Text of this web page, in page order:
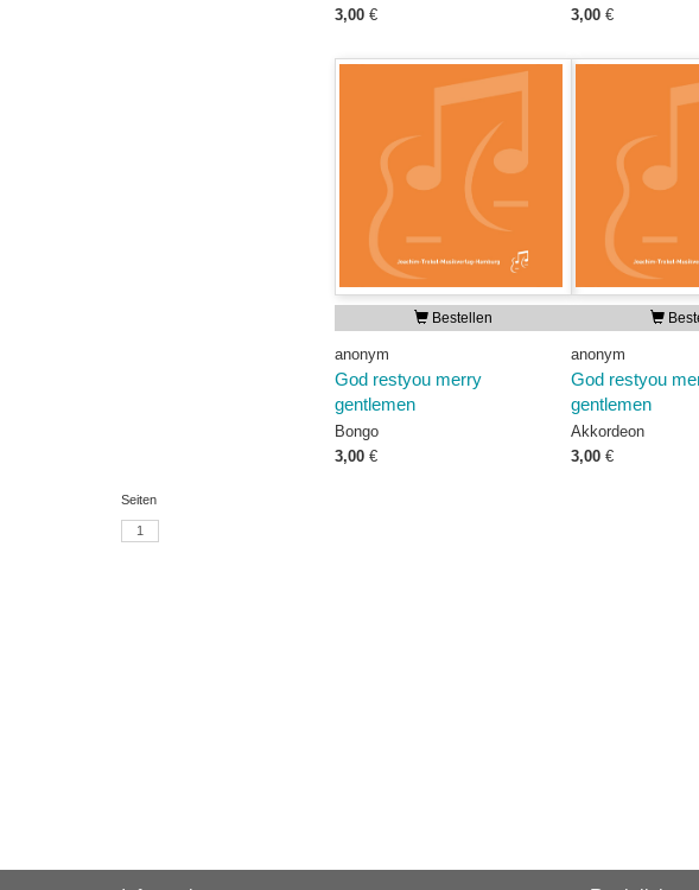
3,00 €
3,00 €
Bestellen
anonym
God restyou merry
gentlemen
Bongo
3,00 €
anonym
God restyou
gentlemen
Akkordeon
3,00 €
Seiten
1